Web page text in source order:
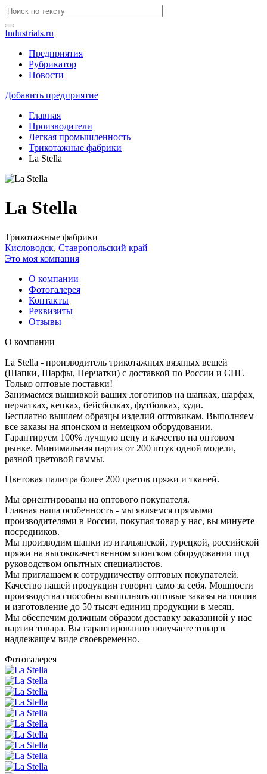
Industrials.ru
Предприятия
Рубрикатор
Новости
Добавить предприятие
Главная
Производители
Легкая промышленность
Трикотажные фабрики
La Stella
La Stella
Трикотажные фабрики
Кисловодск, Ставропольский край
Это моя компания
О компании
Фотогалерея
Контакты
Реквизиты
Отзывы
О компании
La Stella - производитель трикотажных вязаных вещей
(Шапки, Шарфы, Перчатки) с доставкой по России и СНГ.
Только оптовые поставки!
Занимаемся вышивкой ваших логотипов на шапках, шарфах,
перчатках, кепках, бейсболках, футболках, худи.
Бесплатно вышлем образцы изделий оптовикам. Выполняем
все заказы на японском и немецком оборудовании.
Гарантируем 100% лучшую цену и качество на оптовом
рынке. Минимальная партия от 200 штук одной модели,
разной цветовой гаммы.
Цветовая палитра более 200 цветов пряжи и тканей.
Мы ориентированы на оптового покупателя.
Главная наша особенность - мы являемся прямыми
производителями в России, покупая товар у нас, вы минуете
посредников.
Мы производим шапки из итальянской, турецкой, российской
пряжи на высококачественном японском оборудовании под
руководством опытных специалистов.
Мы приглашаем к сотрудничеству оптовых покупателей.
Качество нашей продукции говорит само за себя. Мощности
производства способны выполнять оптовые заказы на пошив
и изготовление до 50 тысяч единиц продукции в месяц.
Мы обеспечим должным образом доставку заказанной у нас
партии товара. Вы гарантированно получаете товар в
надлежащем виде своевременно.
Фотогалерея